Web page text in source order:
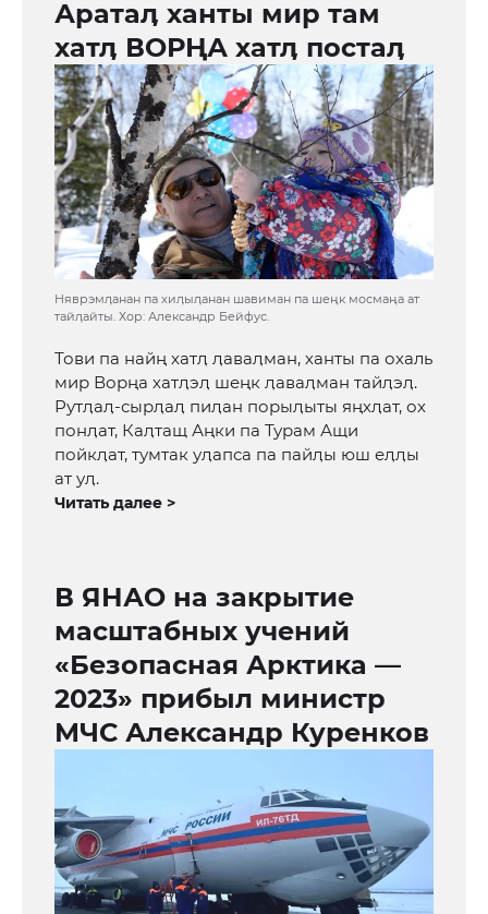
Аратаӆ ханты мир там
хатӆ ВОРҢА хатӆ постаӆ
Няврэмӆанан па хиӆыӆанан шавиман па шеңк мосмаңа ат
тайӆайты. Хор: Александр Бейфус.
Тови па найң хатӆ ӆаваӆман, ханты па охаль
мир Ворңа хатӆэӆ шеңк ӆаваӆман тайӆэӆ.
Рутӆаӆ-сырӆаӆ пиӆан порыӆыты яңхӆат, ох
понӆат, Каӆтащ Аңки па Турам Ащи
пойкӆат, тумтак уӆапса па пайӆы юш еӆӆы
ат уӆ.
Читать далее >
В ЯНАО на закрытие
масштабных учений
«Безопасная Арктика —
2023» прибыл министр
МЧС Александр Куренков